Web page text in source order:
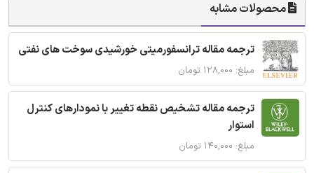
محصولات مشابه
ترجمه مقاله ترانسفورمیتی خورشیدی سوخت های نفتی
مبلغ: ۱۲۸,۰۰۰ تومان
ترجمه مقاله تشخیص نقطه تغییر با نمودارهای کنترل
استوار
مبلغ: ۱۴۰,۰۰۰ تومان